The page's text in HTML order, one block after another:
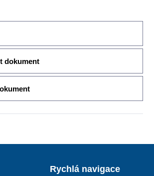
dokument
Rychlá navigace